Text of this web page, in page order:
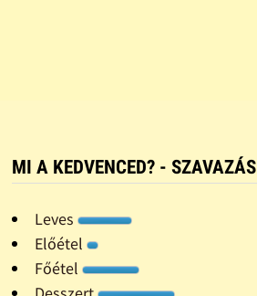
MI A KEDVENCED? - SZAVAZÁS
Leves
Előétel
Főétel